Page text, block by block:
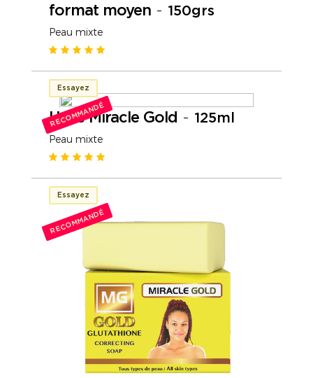
format moyen- 150grs
Peau mixte
Essayez
RECOMMANDÉ
Huile Miracle Gold - 125ml
Peau mixte
Essayez
RECOMMANDÉ